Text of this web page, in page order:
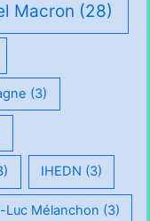
Macron (28)
(3)
IHEDN (3)
Luc Mélanchon (3)